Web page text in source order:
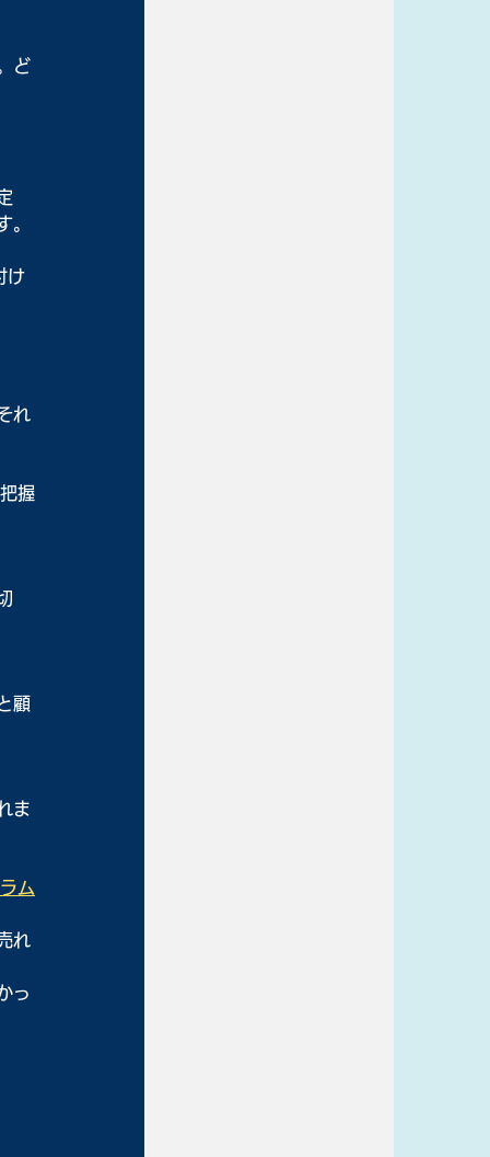
ど
。
け
れ
握
顧
ま
ム
れ
っ